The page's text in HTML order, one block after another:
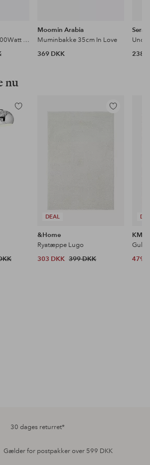
Dampstrygejern 2000Watt Keramisk
Moomin Arabia
Muminbakke 35cm In Love
369 DKK
Serax
238
nu
Tilføj
til
DEAL
Tilføj
&Home
Ryatæppe Lugo
303 DKK 399 DKK
KM
479
30 dages returret*
Gælder for postpakker over 599 DKK